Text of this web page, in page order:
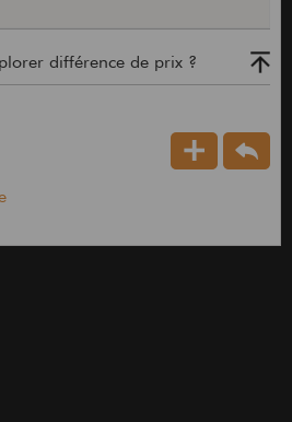
différence de prix ?